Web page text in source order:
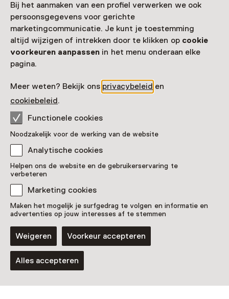
Bij het aanmaken van een profiel verwerken we ook
persoonsgegevens voor gerichte
marketingcommunicatie. Je kunt je toestemming
altijd wijzigen of intrekken door te klikken op cookie
voorkeuren aanpassen in het menu onderaan elke
pagina.
Meer weten? Bekijk ons privacybeleid en
cookiebeleid.
Functionele cookies
Noodzakelijk voor de werking van de website
Analytische cookies
Helpen ons de website en de gebruikerservaring te
verbeteren
Marketing cookies
Maken het mogelijk je surfgedrag te volgen en informatie en
advertenties op jouw interesses af te stemmen
Weigeren Voorkeur accepteren
Alles accepteren
Van Eesteren Gesprek
Maandelijks op de 9e
Laad meer
Kaart weergeven